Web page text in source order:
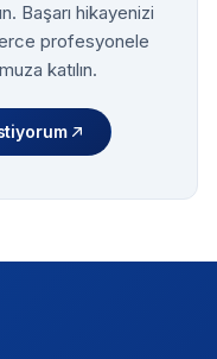
Başarı hikayenizi
profesyonele
katılın.